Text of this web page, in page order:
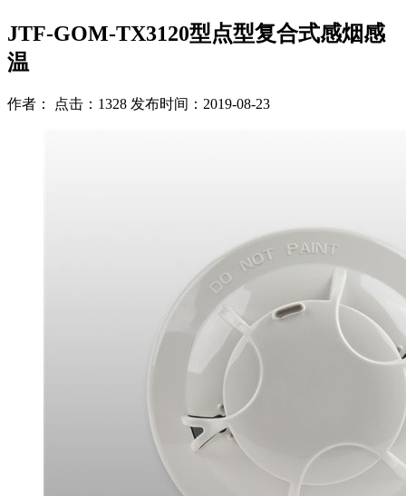
JTF-GOM-TX3120型点型复合式感烟感
温
作者： 点击：1328 发布时间：2019-08-23